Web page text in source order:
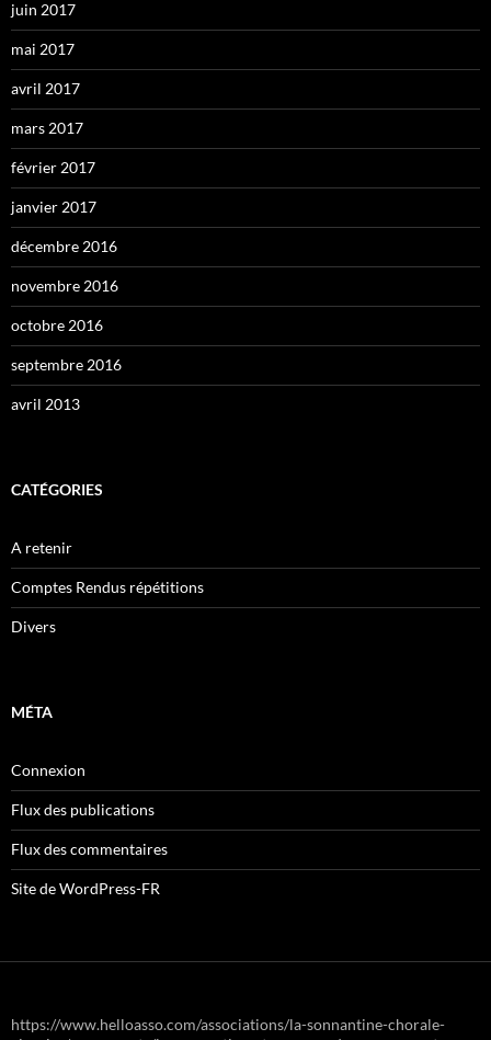
juin 2017
mai 2017
avril 2017
mars 2017
février 2017
janvier 2017
décembre 2016
novembre 2016
octobre 2016
septembre 2016
avril 2013
CATÉGORIES
A retenir
Comptes Rendus répétitions
Divers
MÉTA
Connexion
Flux des publications
Flux des commentaires
Site de WordPress-FR
https://www.helloasso.com/associations/la-sonnantine-chorale-